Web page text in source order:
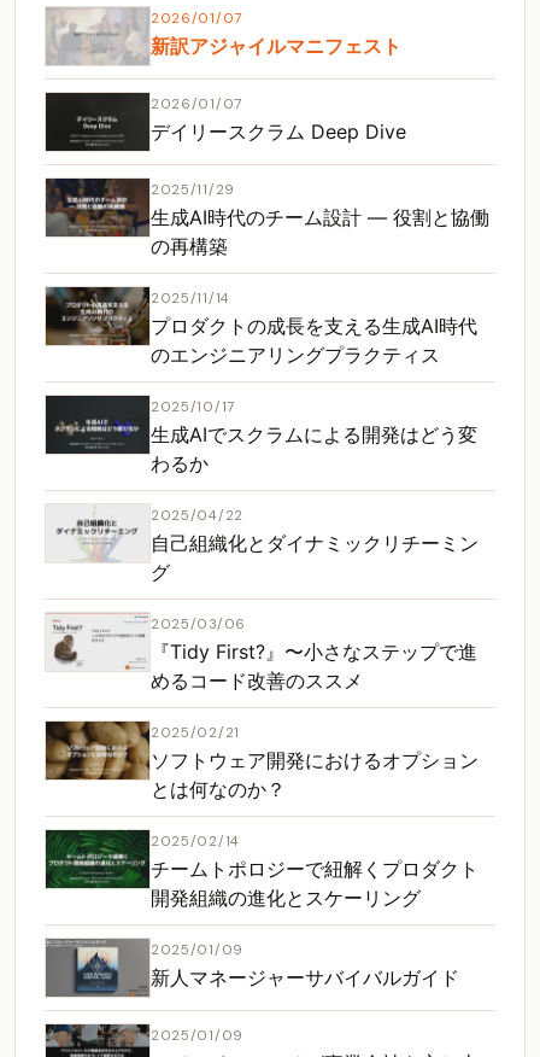
2026/01/07
新訳アジャイルマニフェスト
2026/01/07
デイリースクラム Deep Dive
2025/11/29
生成AI時代のチーム設計 ― 役割と協働
の再構築
2025/11/14
プロダクトの成長を支える生成AI時代
のエンジニアリングプラクティス
2025/10/17
生成AIでスクラムによる開発はどう変
わるか
2025/04/22
自己組織化とダイナミックリチーミン
グ
2025/03/06
『Tidy First?』〜小さなステップで進
めるコード改善のススメ
2025/02/21
ソフトウェア開発におけるオプション
とは何なのか？
2025/02/14
チームトポロジーで紐解くプロダクト
開発組織の進化とスケーリング
2025/01/09
新人マネージャーサバイバルガイド
2025/01/09